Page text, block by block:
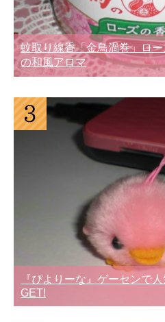
蚊取り線香「金鳥渦巻」ロ
の和風アロマ
『ぴよりーな』ゲーセンで
GET!